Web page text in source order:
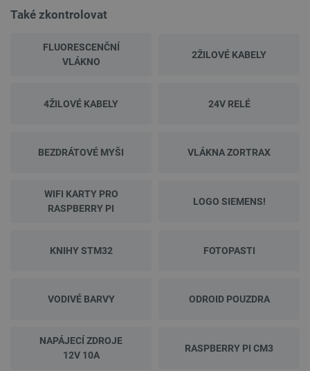
Také zkontrolovat
FLUORESCENČNÍ
VLÁKNO
2ŽILOVÉ KABELY
4ŽILOVÉ KABELY 24V RELÉ
BEZDRÁTOVÉ MYŠI VLÁKNA ZORTRAX
WIFI KARTY PRO
RASPBERRY PI
LOGO SIEMENS!
KNIHY STM32 FOTOPASTI
VODIVÉ BARVY ODROID POUZDRA
NAPÁJECÍ ZDROJE
12V 10A
RASPBERRY PI CM3